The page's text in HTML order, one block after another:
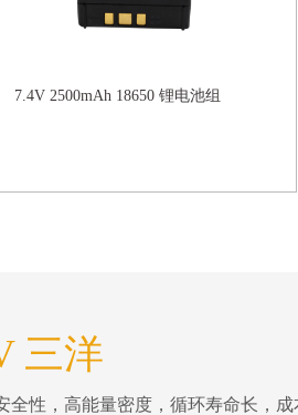
7.4V 2500mAh 18650 锂电池组
三洋
全性，高能量密度，循环寿命长，